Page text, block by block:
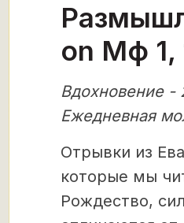
on Мф 1,
Вдохновение -
Ежедневная
Отрывки из
которые мы
Рождество,